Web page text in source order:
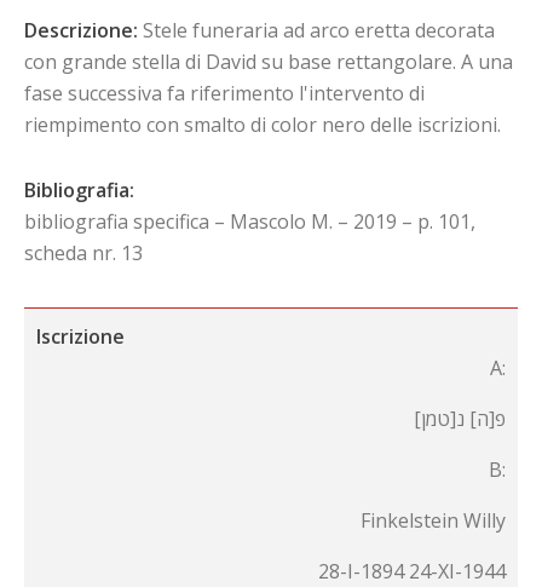
Descrizione: Stele funeraria ad arco eretta decorata
con grande stella di David su base rettangolare. A una
fase successiva fa riferimento l'intervento di
riempimento con smalto di color nero delle iscrizioni.
Bibliografia:
bibliografia specifica – Mascolo M. – 2019 – p. 101,
scheda nr. 13
Iscrizione
A:
פ[ה] נ[טמן]
B:
Finkelstein Willy
28-I-1894 24-XI-1944